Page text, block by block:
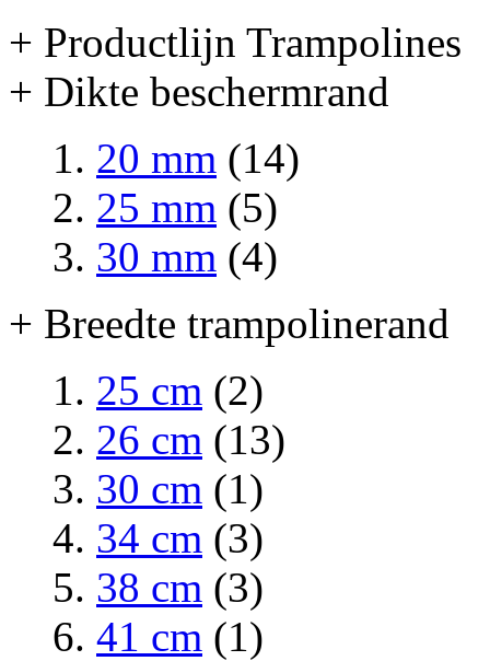
+ Productlijn Trampolines
+ Dikte beschermrand
20 mm (14)
25 mm (5)
30 mm (4)
+ Breedte trampolinerand
25 cm (2)
26 cm (13)
30 cm (1)
34 cm (3)
38 cm (3)
41 cm (1)